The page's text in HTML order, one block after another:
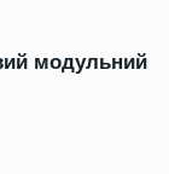
модульний